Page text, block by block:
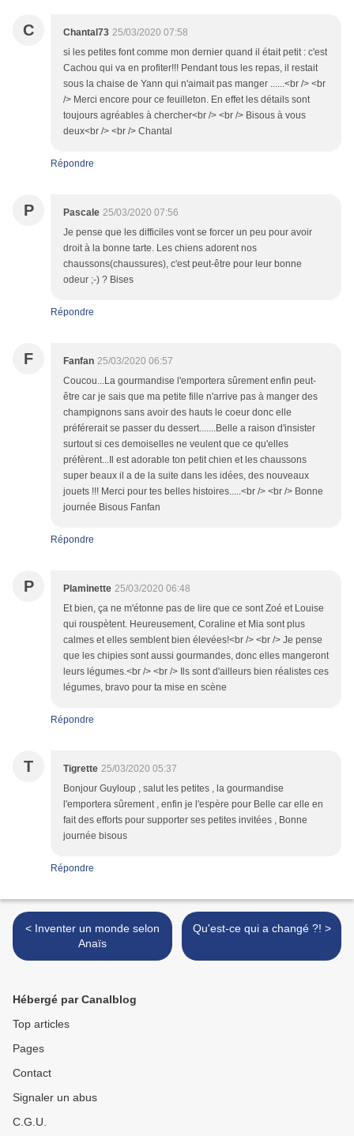
C Chantal73 25/03/2020 07:58
si les petites font comme mon dernier quand il était petit : c'est
Cachou qui va en profiter!!! Pendant tous les repas, il restait
sous la chaise de Yann qui n'aimait pas manger ......<br /> <br
/> Merci encore pour ce feuilleton. En effet les détails sont
toujours agréables à chercher<br /> <br /> Bisous à vous
deux<br /> <br /> Chantal
Répondre
P Pascale 25/03/2020 07:56
Je pense que les difficiles vont se forcer un peu pour avoir
droit à la bonne tarte. Les chiens adorent nos
chaussons(chaussures), c'est peut-être pour leur bonne
odeur ;-) ? Bises
Répondre
F Fanfan 25/03/2020 06:57
Coucou...La gourmandise l'emportera sûrement enfin peut-
être car je sais que ma petite fille n'arrive pas à manger des
champignons sans avoir des hauts le coeur donc elle
préférerait se passer du dessert.......Belle a raison d'insister
surtout si ces demoiselles ne veulent que ce qu'elles
préfèrent...Il est adorable ton petit chien et les chaussons
super beaux il a de la suite dans les idées, des nouveaux
jouets !!! Merci pour tes belles histoires.....<br /> <br /> Bonne
journée Bisous Fanfan
Répondre
P Plaminette 25/03/2020 06:48
Et bien, ça ne m'étonne pas de lire que ce sont Zoé et Louise
qui rouspètent. Heureusement, Coraline et Mia sont plus
calmes et elles semblent bien élevées!<br /> <br /> Je pense
que les chipies sont aussi gourmandes, donc elles mangeront
leurs légumes.<br /> <br /> Ils sont d'ailleurs bien réalistes ces
légumes, bravo pour ta mise en scène
Répondre
T Tigrette 25/03/2020 05:37
Bonjour Guyloup , salut les petites , la gourmandise
l'emportera sûrement , enfin je l'espère pour Belle car elle en
fait des efforts pour supporter ses petites invitées , Bonne
journée bisous
Répondre
< Inventer un monde selon
Anaïs
Qu'est-ce qui a changé ?! >
Hébergé par Canalblog
Top articles
Pages
Contact
Signaler un abus
C.G.U.